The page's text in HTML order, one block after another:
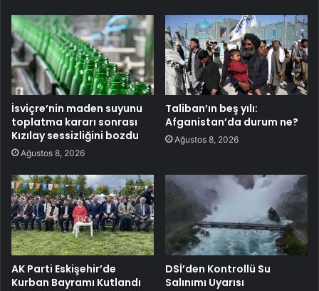
İsviçre’nin maden suyunu
toplatma kararı sonrası
Kızılay sessizliğini bozdu
Ağustos 8, 2026
Taliban’ın beş yılı:
Afganistan’da durum ne?
Ağustos 8, 2026
AK Parti Eskişehir’de
Kurban Bayramı Kutlandı
DSİ’den Kontrollü Su
Salınımı Uyarısı